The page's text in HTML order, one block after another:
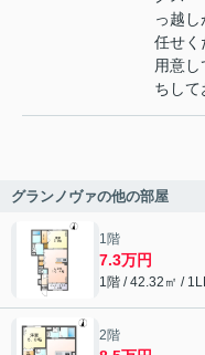
っ越
任せく
用意
ちして
グランノヴァの他の部屋
1階
7.3万円
1階 / 42.32㎡ /
2階